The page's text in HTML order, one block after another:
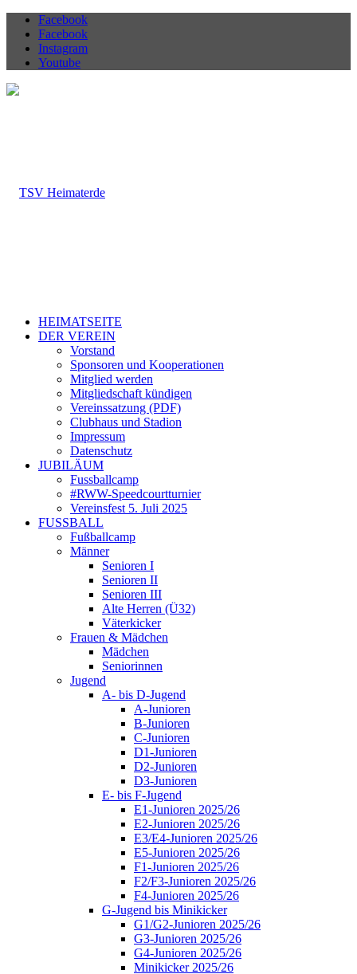
Facebook
Facebook
Instagram
Youtube
HEIMATSEITE
DER VEREIN
Vorstand
Sponsoren und Kooperationen
Mitglied werden
Mitgliedschaft kündigen
Vereinssatzung (PDF)
Clubhaus und Stadion
Impressum
Datenschutz
JUBILÄUM
Fussballcamp
#RWW-Speedcourtturnier
Vereinsfest 5. Juli 2025
FUSSBALL
Fußballcamp
Männer
Senioren I
Senioren II
Senioren III
Alte Herren (Ü32)
Väterkicker
Frauen & Mädchen
Mädchen
Seniorinnen
Jugend
A- bis D-Jugend
A-Junioren
B-Junioren
C-Junioren
D1-Junioren
D2-Junioren
D3-Junioren
E- bis F-Jugend
E1-Junioren 2025/26
E2-Junioren 2025/26
E3/E4-Junioren 2025/26
E5-Junioren 2025/26
F1-Junioren 2025/26
F2/F3-Junioren 2025/26
F4-Junioren 2025/26
G-Jugend bis Minikicker
G1/G2-Junioren 2025/26
G3-Junioren 2025/26
G4-Junioren 2025/26
Minikicker 2025/26